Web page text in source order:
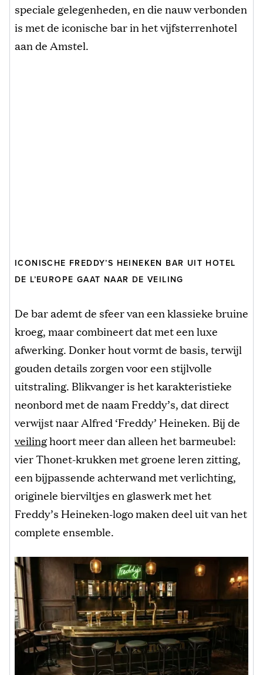
speciale gelegenheden, en die nauw verbonden
is met de iconische bar in het vijfsterrenhotel
aan de Amstel.
ICONISCHE FREDDY’S HEINEKEN BAR UIT HOTEL
DE L’EUROPE GAAT NAAR DE VEILING
De bar ademt de sfeer van een klassieke bruine
kroeg, maar combineert dat met een luxe
afwerking. Donker hout vormt de basis, terwijl
gouden details zorgen voor een stijlvolle
uitstraling. Blikvanger is het karakteristieke
neonbord met de naam Freddy’s, dat direct
verwijst naar Alfred ‘Freddy’ Heineken. Bij de
veilinghoort meer dan alleen het barmeubel:
vier Thonet-krukken met groene leren zitting,
een bijpassende achterwand met verlichting,
originele bierviltjes en glaswerk met het
Freddy’s Heineken-logo maken deel uit van het
complete ensemble.